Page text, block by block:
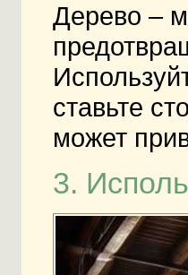
Дерево –
ставьте
может
3.